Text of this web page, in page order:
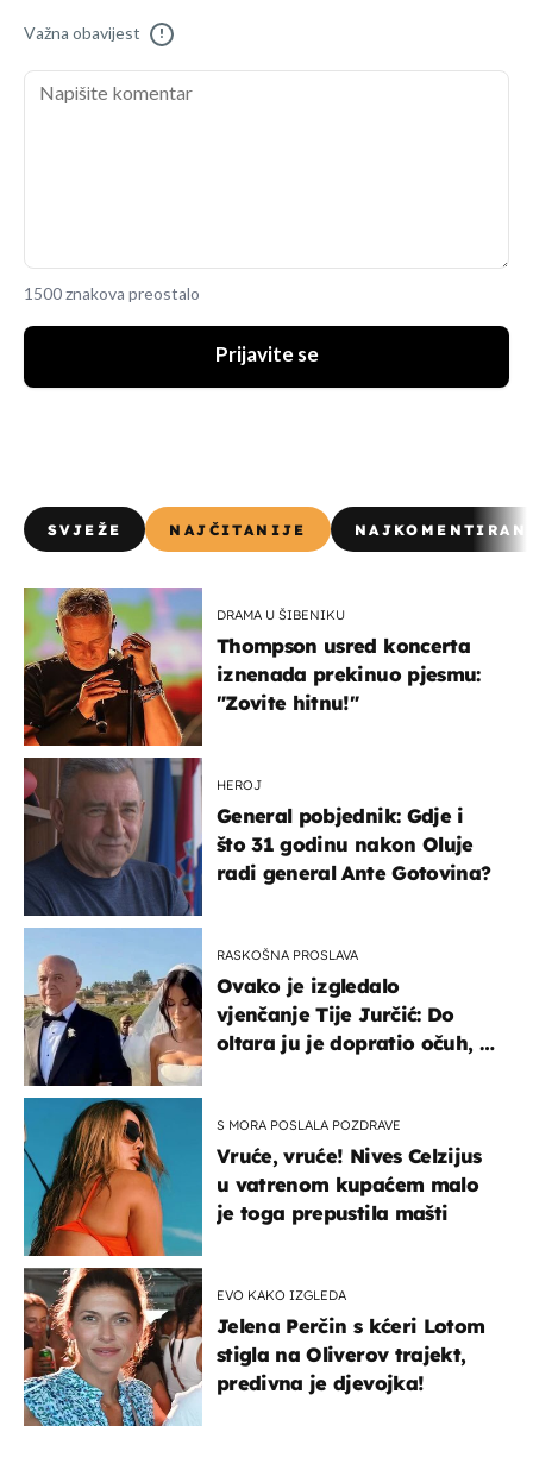
Važna obavijest !
1500 znakova preostalo
Prijavite se
SVJEŽE NAJČITANIJE
DRAMA U ŠIBENIKU
Thompson usred koncerta
iznenada prekinuo pjesmu:
"Zovite hitnu!"
HEROJ
General pobjednik: Gdje i
što 31 godinu nakon Oluje
radi general Ante Gotovina?
RASKOŠNA PROSLAVA
Ovako je izgledalo
vjenčanje Tije Jurčić: Do
oltara ju je dopratio očuh, a
S MORA POSLALA POZDRAVE
Vruće, vruće! Nives Celzijus
u vatrenom kupaćem malo
je toga prepustila mašti
EVO KAKO IZGLEDA
Jelena Perčin s kćeri Lotom
stigla na Oliverov trajekt,
predivna je djevojka!